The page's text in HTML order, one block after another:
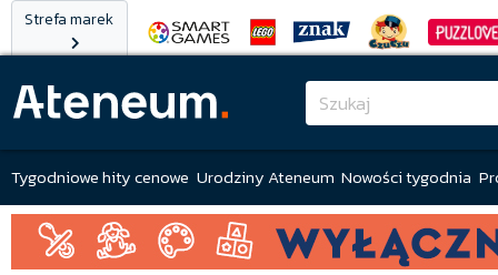
Strefa marek
Tygodniowe hity cenowe Urodziny Ateneum Nowości tygodnia